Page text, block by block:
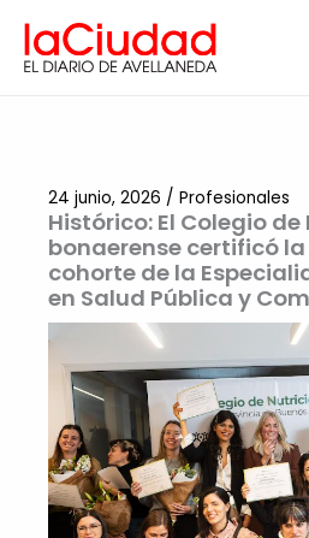
contenido
Histórico: El Colegio
bonaerense certificó
cohorte de la
en Salud Pública y
24 junio, 2026 / Profesionales